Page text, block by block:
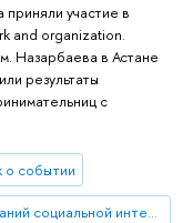
участие в
and organization.
Назарбаева в Астане
результаты
с
событии
Международная лаборатория исследований социальной интеграции